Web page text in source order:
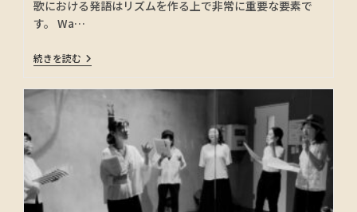
歌における発語はリズムを作る上で非常に重要な要素で
す。 Wa…
続きを読む